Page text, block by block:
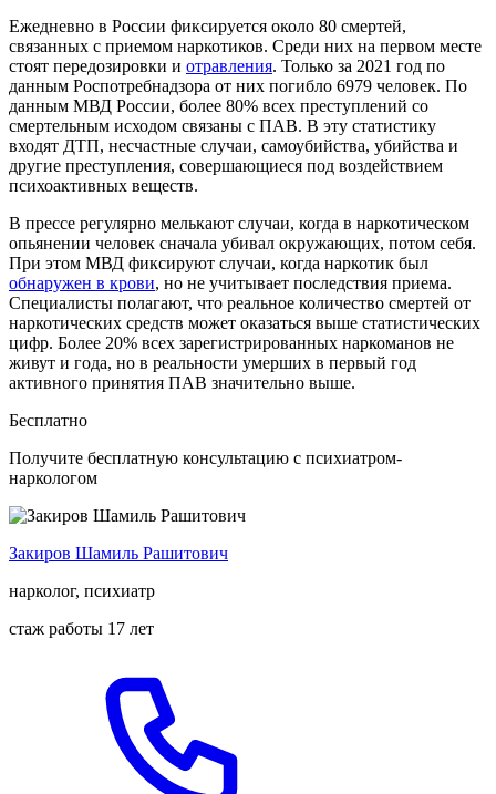
Ежедневно в России фиксируется около 80 смертей,
связанных с приемом наркотиков. Среди них на первом месте
стоят передозировки и отравления. Только за 2021 год по
данным Роспотребнадзора от них погибло 6979 человек. По
данным МВД России, более 80% всех преступлений со
смертельным исходом связаны с ПАВ. В эту статистику
входят ДТП, несчастные случаи, самоубийства, убийства и
другие преступления, совершающиеся под воздействием
психоактивных веществ.
В прессе регулярно мелькают случаи, когда в наркотическом
опьянении человек сначала убивал окружающих, потом себя.
При этом МВД фиксируют случаи, когда наркотик был
обнаружен в крови, но не учитывает последствия приема.
Специалисты полагают, что реальное количество смертей от
наркотических средств может оказаться выше статистических
цифр. Более 20% всех зарегистрированных наркоманов не
живут и года, но в реальности умерших в первый год
активного принятия ПАВ значительно выше.
Бесплатно
Получите бесплатную консультацию с психиатром-
наркологом
Закиров Шамиль Рашитович
нарколог, психиатр
стаж работы 17 лет